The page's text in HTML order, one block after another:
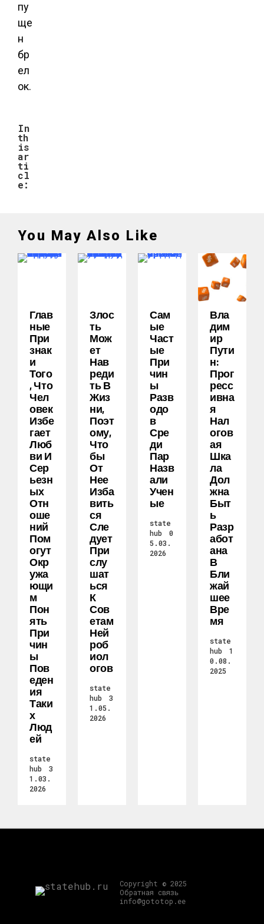
пу
ще
н
бр
ел
ок.
In
th
is
ar
ti
cl
e:
You May Also Like
Глав
Ные
При
Знак
И
Того
, Что
Чел
Овек
Избе
Гает
Люб
Ви И
Сер
Ьезн
Ых
Отн
Оше
Ний
Пом
Огут
Окр
Ужа
Ющи
М
Пон
Ять
При
Чин
Ы
Пов
Еден
Ия
Таки
Х
Люд
Ей
state
hub
3
1.03.
2026
Злос
Ть
Мож
Ет
Нав
Реди
Ть В
Жиз
Ни,
Поэт
Ому,
Что
Бы
От
Нее
Изба
Вить
Ся
Сле
Дует
При
Слу
Шат
Ься
К
Сов
Етам
Ней
Роб
Иол
Огов
state
hub
3
1.05.
2026
Сам
Ые
Част
Ые
При
Чин
Ы
Разв
Одо
В
Сре
Ди
Пар
Назв
Али
Учен
Ые
state
hub
0
5.03.
2026
Вла
Дим
Ир
Пути
Н:
Прог
Ресс
Ивна
Я
Нал
Огов
Ая
Шка
Ла
Дол
Жна
Быт
Ь
Разр
Абот
Ана
В
Бли
Жай
Шее
Вре
Мя
state
hub
1
0.08.
2025
Copyright © 2025
Обратная связь
info@gototop.ee